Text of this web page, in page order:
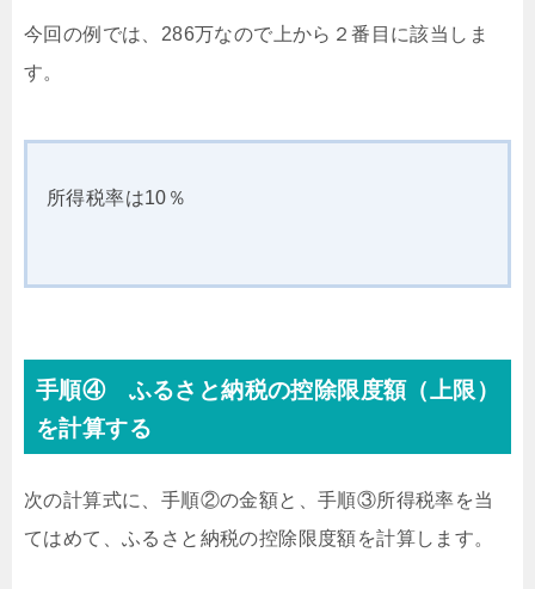
今回の例では、286万なので上から２番目に該当しま
す。
所得税率は10％
手順④ ふるさと納税の控除限度額（上限）
を計算する
次の計算式に、手順②の金額と、手順③所得税率を当
てはめて、ふるさと納税の控除限度額を計算します。